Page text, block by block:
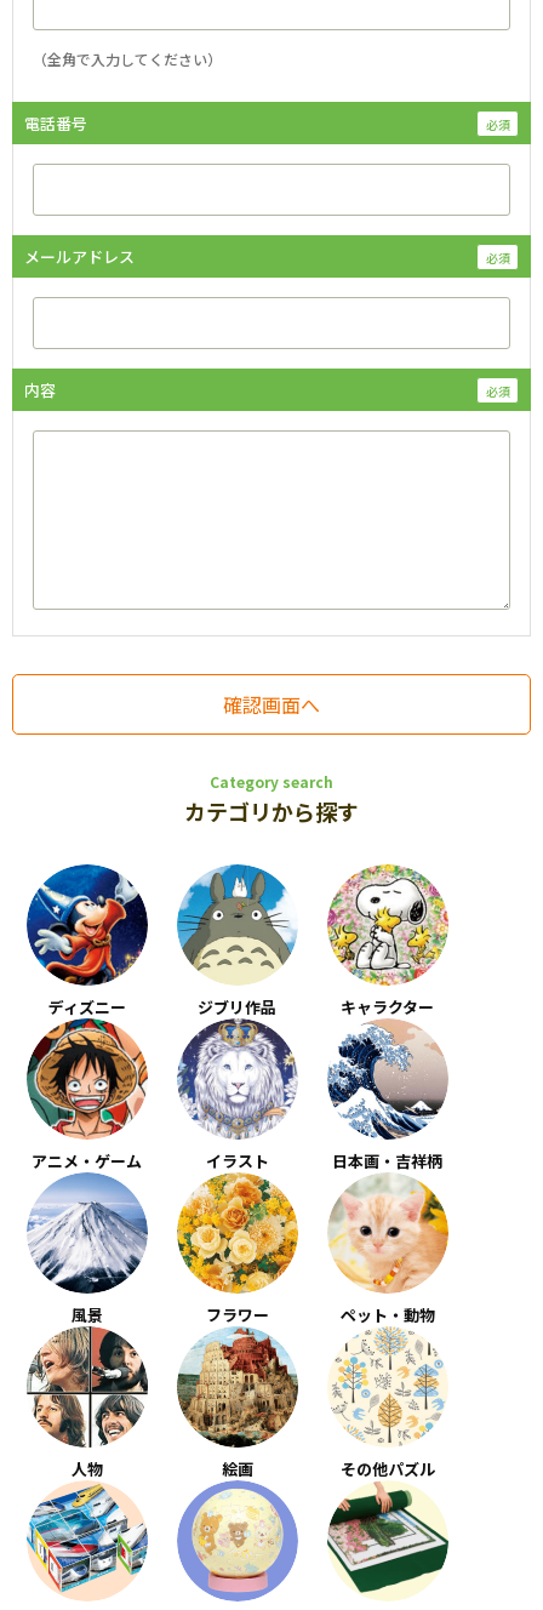
（全角で入力してください）
電話番号
メールアドレス
内容
Category search
カテゴリから探す
ディズニー ジブリ作品 キャラクター
アニメ・ゲーム イラスト 日本画・吉祥柄
風景 フラワー ペット・動物
人物 絵画 その他パズル